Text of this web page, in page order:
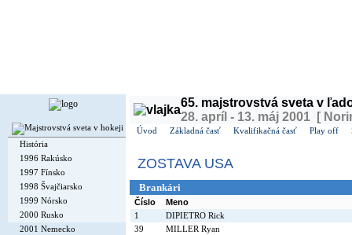
História
1996 Rakúsko
1997 Fínsko
1998 Švajčiarsko
1999 Nórsko
2000 Rusko
2001 Nemecko
65. majstrovstvá sveta v
28. apríl - 13. máj 2001 [
Úvod Základná časť Kvalifikačná časť Play off
ZOSTAVA USA
Brankári
Číslo
Meno
1
DIPIETRO Rick
39
MILLER Ryan